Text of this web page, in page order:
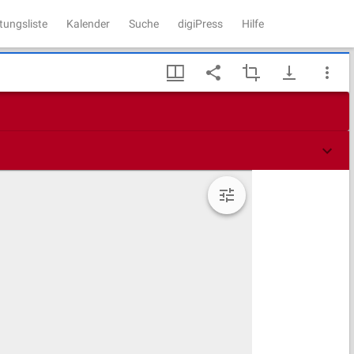
Kalender Suche digiPress Hilfe